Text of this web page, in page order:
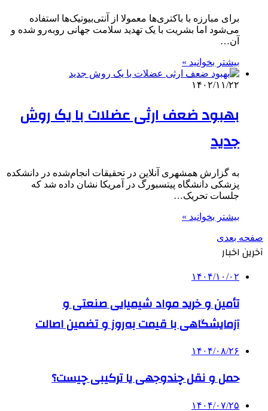
برای مبارزه با باکتری‌ها معمولا از آنتی‌بیوتیک‌ها استفاده
می‌شود اما بشریت با یک تهدید سلامت جهانی روبه‌رو شده و
آن…
بیشتر بخوانید »
۱۴۰۲/۱۱/۲۲
بهبود ضعف‌ ارثی عضلات با یک روش
جدید
به گزارش همشهری آنلاین در تحقیقات انجام‌شده در دانشکده
پزشکی دانشگاه پیتسبورگ در آمریکا نشان داده شد که
جلسات تحریک…
بیشتر بخوانید »
صفحه بعدی
آخرین اخبار
۱۴۰۴/۱۰/۰۲
تأمین و خرید مواد شیمیایی صنعتی و
آزمایشگاهی با قیمت به‌روز و تضمین اصالت
۱۴۰۴/۰۸/۲۶
حمل و نقل چندوجهی یا ترکیبی چیست؟
۱۴۰۴/۰۷/۲۵